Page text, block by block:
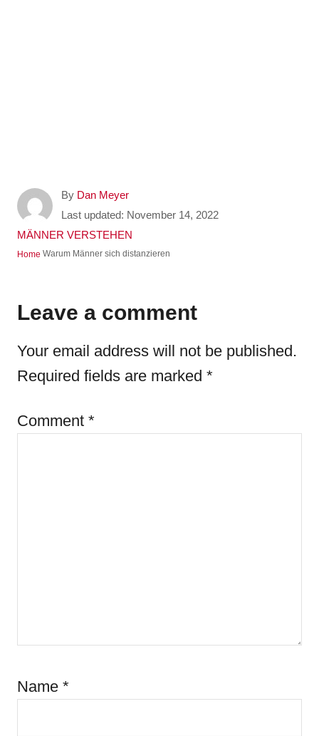
By A
u
o
Dan Meyer
P
o
o
Last updated: November 14, 2022
C
a
o
i
s
MÄNNER VERSTEHEN
Home Warum Männer sich distanzieren
Leave a comment
Your email address will not be published.
Required fields are marked *
Comment *
Name *